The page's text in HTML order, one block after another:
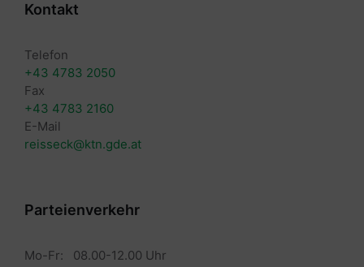
Kontakt
Telefon
+43 4783 2050
Fax
+43 4783 2160
E-Mail
reisseck@ktn.gde.at
Parteienverkehr
Mo-Fr: 08.00-12.00 Uhr